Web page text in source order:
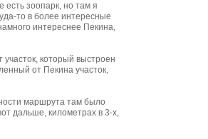
есть зоопарк, но там я
то в более интересные
интереснее Пекина,
который выстроен
от Пекина участок,
маршрута там было
дальше, километрах в 3-х,